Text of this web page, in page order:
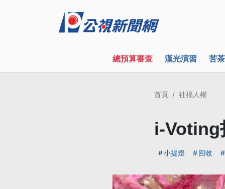
總預算審查 漢光演習 苦
首頁 社福人權
i-Voting
小提燈 回收